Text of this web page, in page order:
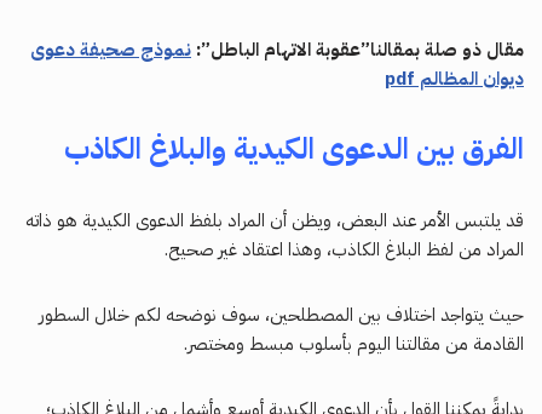
مقال ذو صلة بمقالنا”عقوبة الاتهام الباطل”: نموذج صحيفة دعوى
ديوان المظالم pdf
الفرق بين الدعوى الكيدية والبلاغ الكاذب
قد يلتبس الأمر عند البعض، ويظن أن المراد بلفظ الدعوى الكيدية هو ذاته
المراد من لفظ البلاغ الكاذب، وهذا اعتقاد غير صحيح.
حيث يتواجد اختلاف بين المصطلحين، سوف نوضحه لكم خلال السطور
القادمة من مقالتنا اليوم بأسلوب مبسط ومختصر.